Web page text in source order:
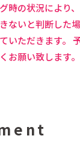
時の状況により
ないと判断した
いただきます。
お願い致します。